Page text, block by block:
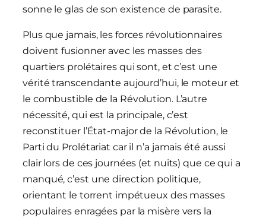
sonne le glas de son existence de parasite.
Plus que jamais, les forces révolutionnaires
doivent fusionner avec les masses des
quartiers prolétaires qui sont, et c’est une
vérité transcendante aujourd’hui, le moteur et
le combustible de la Révolution. L’autre
nécessité, qui est la principale, c’est
reconstituer l’État-major de la Révolution, le
Parti du Prolétariat car il n’a jamais été aussi
clair lors de ces journées (et nuits) que ce qui a
manqué, c’est une direction politique,
orientant le torrent impétueux des masses
populaires enragées par la misère vers la